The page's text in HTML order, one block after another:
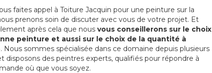
faites appel à Toiture Jacquin pour une peinture sur la
prenons soin de discuter avec vous de votre projet. Et
après cela que nous vous conseillerons sur le choix
peinture et aussi sur le choix de la quantité à
. Nous sommes spécialisée dans ce domaine depuis plusieurs
disposons des peintres experts, qualifiés pour répondre à
où que vous soyez.